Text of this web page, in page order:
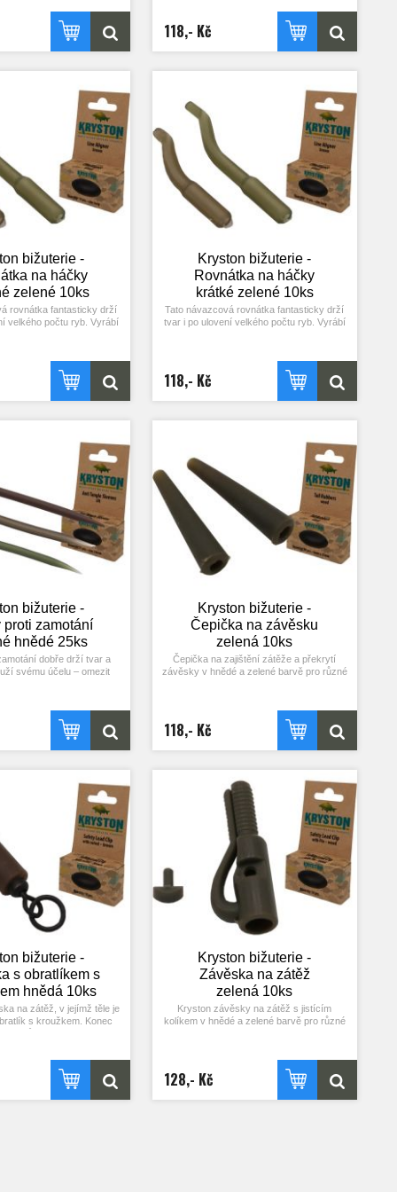
helikoptérový obratlík.
použity jako úniková
různých montáží.
háčku a v neposlední řadě napomáhají
lepšímu zaseknutí do tlamky kapra.
Vhodné pro tvorbu různých druhů
118,- Kč
bižuterie -
na háčky
zelené 10ks
rovnátka fantasticky drží
velkého počtu ryb. Vyrábí
– zelená a hnědá.
i zkrátit, pokud si to
Jinak jej stačí jednoduše
možné používat
Kryston bižuterie -
Rovnátka na háčky
krátké zelené 10ks
Tato návazcová rovnátka fantasticky drží
tvar i po ulovení velkého počtu ryb. Vyrábí
barevných provedení – zelená a hnědá.
Rovnátko můžete i zkrátit, pokud si to
situace vyžaduje. Jinak jej stačí jednoduše
je samozřejmě možné používat
118,- Kč
bižuterie -
proti zamotání
hnědé 25ks
dobře drží tvar a
svému účelu – omezit
pro různé povrchy dna.
Kryston bižuterie -
Čepička na závěsku
zelená 10ks
Čepička na zajištění zátěže a překrytí
závěsky v hnědé a zelené barvě pro různé
118,- Kč
bižuterie -
s obratlíkem s
hnědá 10ks
na zátěž, v jejímž těle je
s kroužkem. Konec
čepičku přes závěsku
Balení 10 ks.
Kryston bižuterie -
Závěska na zátěž
zelená 10ks
Kryston závěsky na zátěž s jistícím
kolíkem v hnědé a zelené barvě pro různé
jen zastrčit kolíček a navrch nasadit
čepičku. Pokud chcete závěsku použít na
průběžnou montáž, nepoužijte kolíček a
128,- Kč